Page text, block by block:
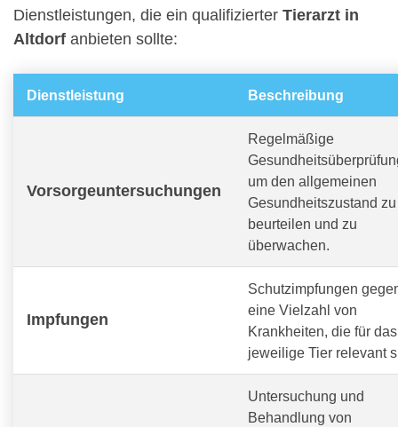
Dienstleistungen, die ein qualifizierter Tierarzt in
Altdorf anbieten sollte:
Dienstleistung Beschreibung
Vorsorgeuntersuchungen
Regelmäßige
um den allgemeinen
Gesundheitszustand zu
beurteilen und zu
überwachen.
Impfungen
Schutzimpfungen
eine Vielzahl von
Krankheiten, die für das
jeweilige Tier relevant
Untersuchung und
Behandlung von